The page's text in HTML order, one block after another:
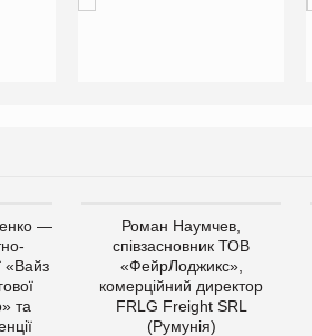
—
«Вайз
та
Роман Наумчев,
співзасновник ТОВ
«ФейрЛоджикс»,
комерційний директор
FRLG Freight SRL
(Румунія)